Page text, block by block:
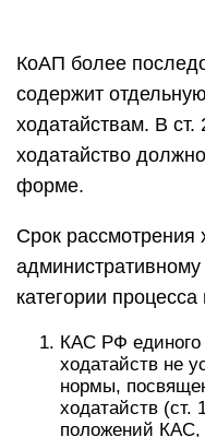
КоАП более
содержит
ходатайствам. В
ходатайство
форме.
Срок рассмотрения
административному
категории
КАС РФ единого
ходатайств не
нормы,
ходатайств
положений КАС,